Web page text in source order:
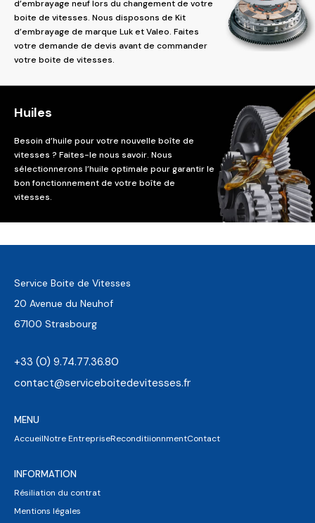
d’embrayage neuf lors du changement de votre
boite de vitesses. Nous disposons de Kit
d’embrayage de marque Luk et Valeo. Faites
votre demande de devis avant de commander
votre boite de vitesses.
Huiles
Besoin d’huile pour votre nouvelle boîte de
vitesses ? Faites-le nous savoir. Nous
sélectionnerons l’huile optimale pour garantir le
bon fonctionnement de votre boîte de
vitesses.
Service Boite de Vitesses
20 Avenue du Neuhof
67100 Strasbourg
+33 (0) 9.74.77.36.80
contact@serviceboitedevitesses.fr
MENU
AccueilNotre EntrepriseReconditiionnmentContact
INFORMATION
Résiliation du contrat
Mentions légales